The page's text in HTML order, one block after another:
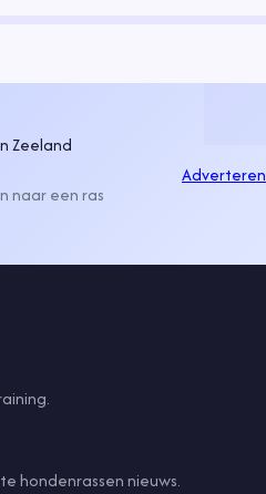
Zeeland
naar een ras
Adverteren
hondenrassen nieuws.